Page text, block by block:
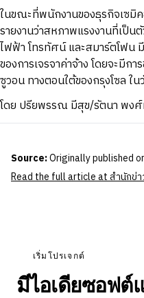
ในขณะที่พนักงานของธุรกิจเซมิ
รายงานว่าสหภาพแรงงานที่เป็น
ไฟฟ้า โทรทัศน์ และสมาร์ตโฟน
ของการเจรจาค่าจ้าง โดยจะมีก
ซูวอน ทางตอนใต้ของกรุงโซล ใ
โดย ปรียพรรณ มีสุข/รัตนา พง
Source:Originally published
Read the full article at สำนักข่
เริ่มโปรเจกต์
มีไอเดียซอฟต์